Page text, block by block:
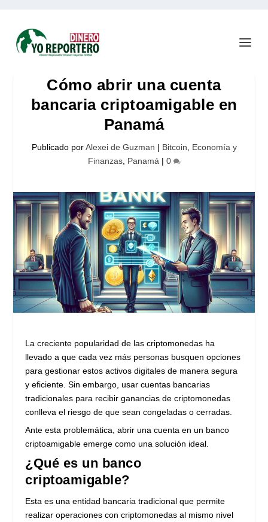
Cómo abrir una cuenta
bancaria criptoamigable en
Panamá
Publicado porAlexei de Guzman | Bitcoin
Economía y
Finanzas, Panamá | 0
La creciente popularidad de las criptomonedas ha
llevado a que cada vez más personas busquen opciones
para gestionar estos activos digitales de manera segura
y eficiente. Sin embargo, usar cuentas bancarias
tradicionales para recibir ganancias de criptomonedas
conlleva el riesgo de que sean congeladas o cerradas.
Ante esta problemática, abrir una cuenta en un banco
criptoamigable emerge como una solución ideal.
¿Qué es un banco
criptoamigable?
Esta es una entidad bancaria tradicional que permite
realizar operaciones con criptomonedas al mismo nivel